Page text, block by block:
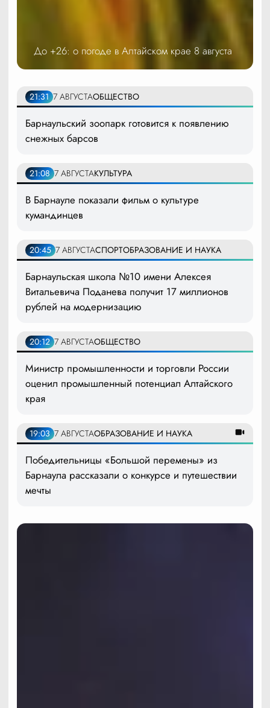
До +26: о погоде в Алтайском крае 8 августа
21:31 7 АВГУСТАОБЩЕСТВО
Барнаульский зоопарк готовится к появлению
снежных барсов
21:08 7 АВГУСТАКУЛЬТУРА
В Барнауле показали фильм о культуре
кумандинцев
20:45 7 АВГУСТАСПОРТОБРАЗОВАНИЕ И НАУКА
Барнаульская школа №10 имени Алексея
Витальевича Поданева получит 17 миллионов
рублей на модернизацию
20:12 7 АВГУСТАОБЩЕСТВО
Министр промышленности и торговли России
оценил промышленный потенциал Алтайского
края
19:03 7 АВГУСТАОБРАЗОВАНИЕ И НАУКА
Победительницы «Большой перемены» из
Барнаула рассказали о конкурсе и путешествии
мечты